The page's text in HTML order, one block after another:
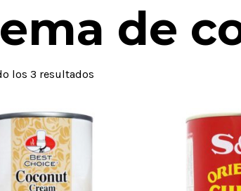
de
los 3 resultados